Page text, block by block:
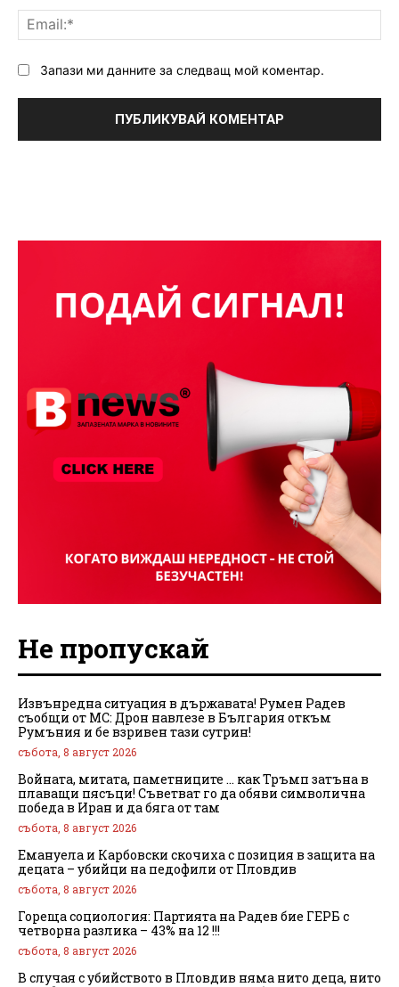
Запази ми данните за следващ мой коментар.
Не пропускай
Извънредна ситуация в държавата! Румен Радев
съобщи от МС: Дрон навлезе в България откъм
Румъния и бе взривен тази сутрин!
събота, 8 август 2026
Войната, митата, паметниците … как Тръмп затъна в
плаващи пясъци! Съветват го да обяви символична
победа в Иран и да бяга от там
събота, 8 август 2026
Емануела и Карбовски скочиха с позиция в защита на
децата – убийци на педофили от Пловдив
събота, 8 август 2026
Гореща социология: Партията на Радев бие ГЕРБ с
четворна разлика – 43% на 12 !!!
събота, 8 август 2026
В случая с убийството в Пловдив няма нито деца, нито